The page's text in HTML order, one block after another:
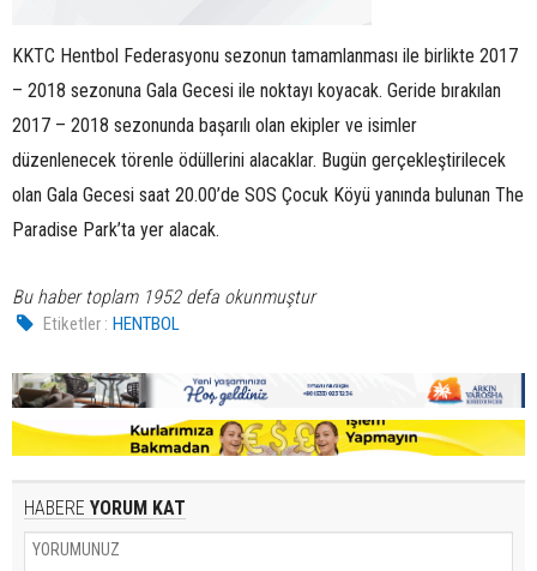
KKTC Hentbol Federasyonu sezonun tamamlanması ile birlikte 2017
– 2018 sezonuna Gala Gecesi ile noktayı koyacak. Geride bırakılan
2017 – 2018 sezonunda başarılı olan ekipler ve isimler
düzenlenecek törenle ödüllerini alacaklar. Bugün gerçekleştirilecek
olan Gala Gecesi saat 20.00’de SOS Çocuk Köyü yanında bulunan The
Paradise Park’ta yer alacak.
Bu haber toplam 1952 defa okunmuştur
Etiketler : HENTBOL
HABERE YORUM KAT